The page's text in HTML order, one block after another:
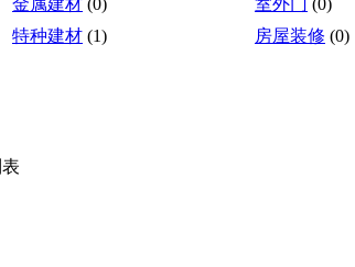
金属建材 (0) 室外门 (0)
特种建材 (1) 房屋装修 (0)